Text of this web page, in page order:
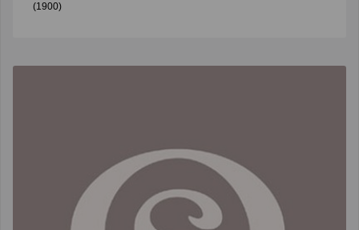
(1900)